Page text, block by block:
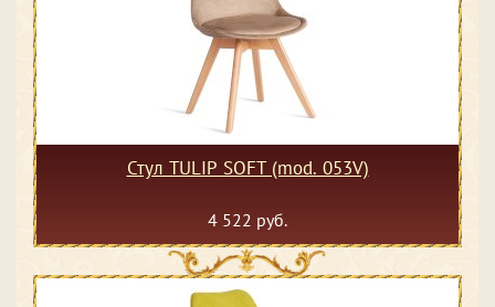
Стул TULIP SOFT (mod. 053V)
4 522 руб.